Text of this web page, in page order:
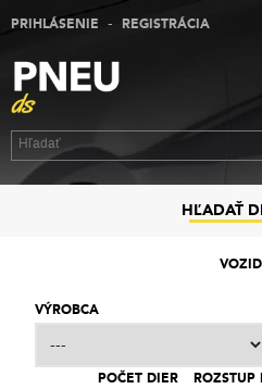
PRIHLÁSENIE - REGISTRÁCIA
VÝPREDAJ PNEUMATÍK
VÝPREDAJ ALU DISKOV
VÝPREDAJ
KONTAKT
HĽADAŤ
VÝROBCA
POČET DIER ROZSTUP